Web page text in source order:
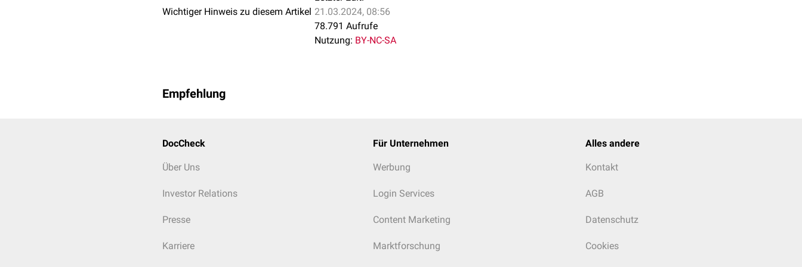
Wichtiger Hinweis zu diesem Artikel 21.03.2024, 08:56
78.791 Aufrufe
Nutzung: BY-NC-SA
Empfehlung
DocCheck
Über Uns
Investor Relations
Presse
Karriere
Für Unternehmen
Werbung
Login Services
Content Marketing
Marktforschung
Alles andere
Kontakt
AGB
Datenschutz
Cookies